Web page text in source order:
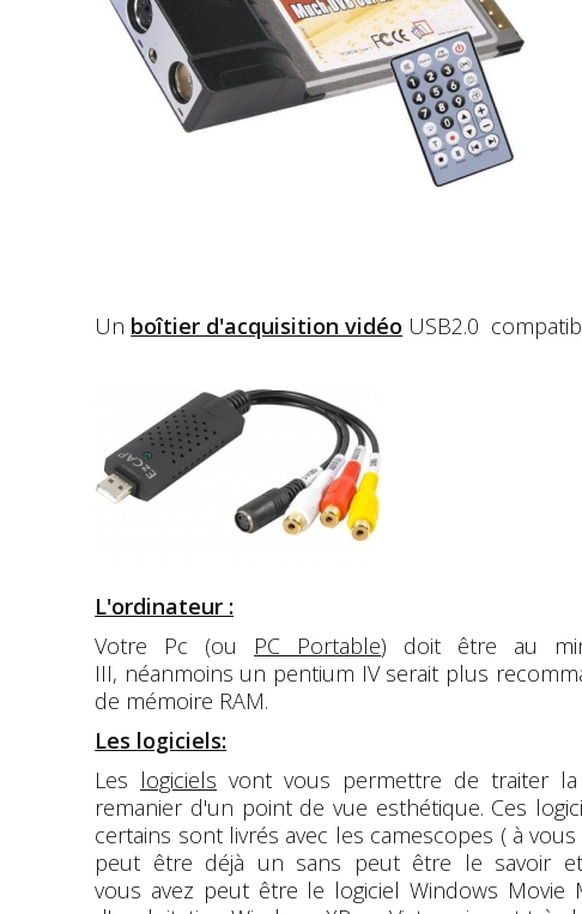
Un boîtier d'acquisition vidéo USB2.0
L'ordinateur :
Votre Pc (ou PC Portable) doit être au
III, néanmoins un pentium IV serait plus
de mémoire RAM.
Les logiciels:
Les logiciels vont vous permettre de traiter
remanier d'un point de vue esthétique. Ces
certains sont livrés avec les camescopes ( à
peut être déjà un sans peut être le savoir
vous avez peut être le logiciel Windows Movie